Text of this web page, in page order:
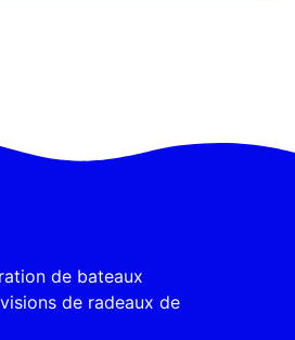
de bateaux
de radeaux de